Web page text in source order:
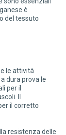
è
del tessuto
le attività
dura prova le
per il
Il
il corretto
resistenza delle